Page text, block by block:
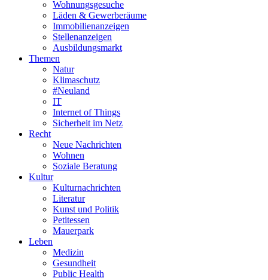
Wohnungsgesuche
Läden & Gewerberäume
Immobilienanzeigen
Stellenanzeigen
Ausbildungsmarkt
Themen
Natur
Klimaschutz
#Neuland
IT
Internet of Things
Sicherheit im Netz
Recht
Neue Nachrichten
Wohnen
Soziale Beratung
Kultur
Kulturnachrichten
Literatur
Kunst und Politik
Petitessen
Mauerpark
Leben
Medizin
Gesundheit
Public Health